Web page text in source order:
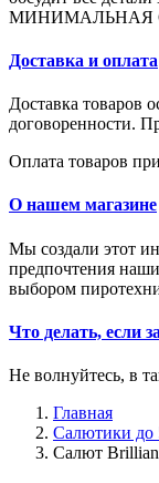
МИНИМАЛЬНАЯ
Доставка и оплата
Доставка товаров
договоренности.
Оплата товаров
О нашем магазине
Мы создали этот
предпочтения
выбором
Что делать, если
Не волнуйтесь, в
Главная
Салютики до
Салют